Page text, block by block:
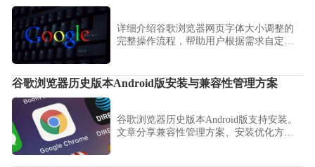
详细介绍谷歌浏览器网页字体大小调整的
完整操作流程，帮助用户根据需求自定义
谷歌浏览器历史版本Android版安装与兼容性管理方案
谷歌浏览器历史版本Android版支持安装。
文章分享兼容性管理方案、安装优化方法